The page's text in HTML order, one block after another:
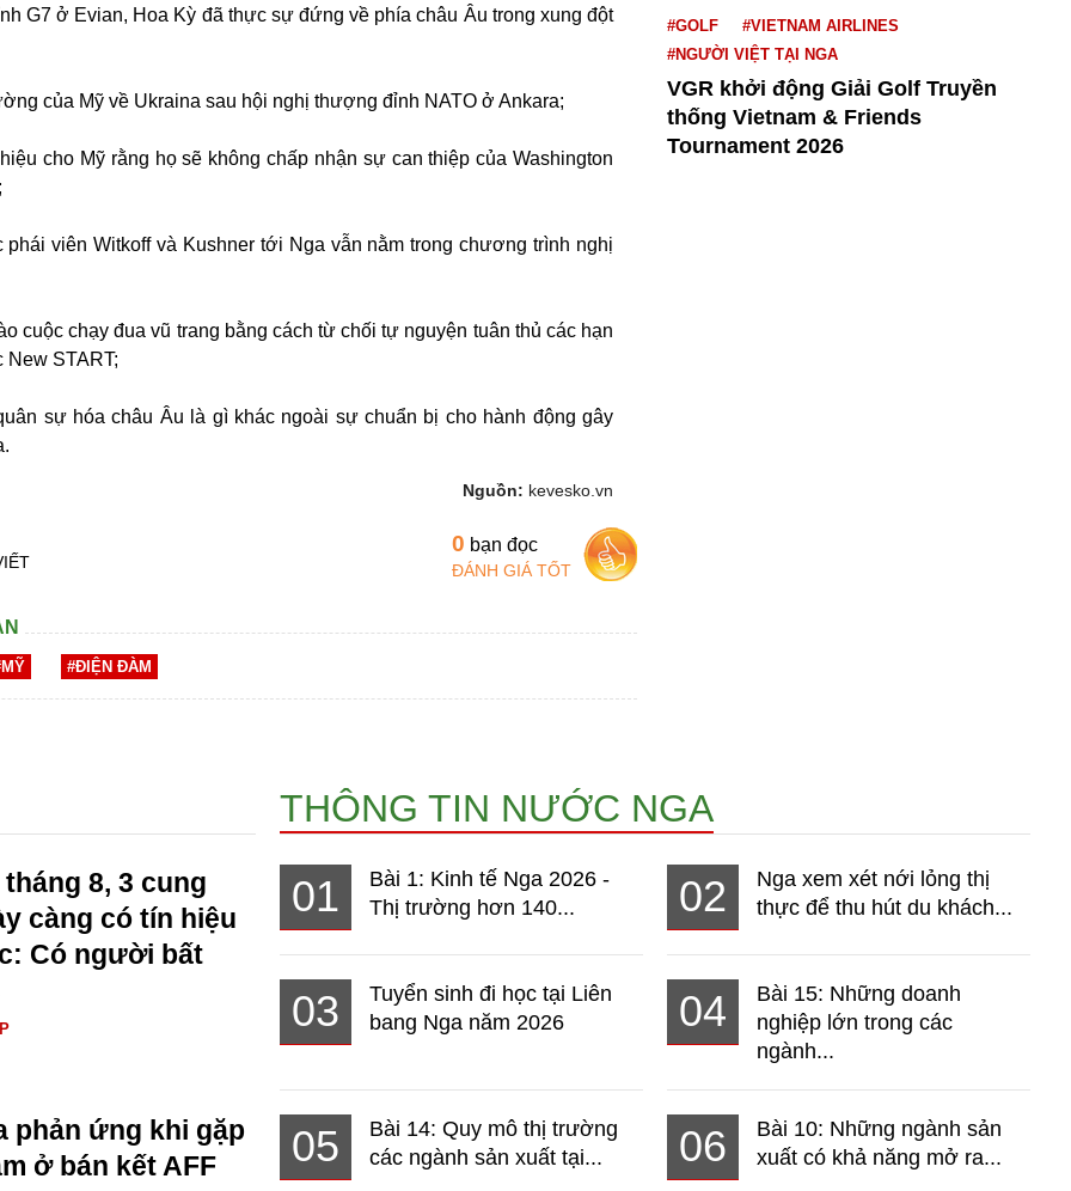
G7 ở Evian, Hoa Kỳ đã thực sự đứng về phía châu Âu trong xung đột
của Mỹ về Ukraina sau hội nghị thượng đỉnh NATO ở Ankara;
cho Mỹ rằng họ sẽ không chấp nhận sự can thiệp của Washington
viên Witkoff và Kushner tới Nga vẫn nằm trong chương trình nghị
cuộc chạy đua vũ trang bằng cách từ chối tự nguyện tuân thủ các hạn
START;
sự hóa châu Âu là gì khác ngoài sự chuẩn bị cho hành động gây
Nguồn: kevesko.vn
0 bạn đọc
ĐÁNH GIÁ TỐT
#ĐIỆN ĐÀM
#GOLF
#VIETNAM AIRLINES
#NGƯỜI VIỆT TẠI NGA
VGR khởi động Giải Golf Truyền
thống Vietnam & Friends
Tournament 2026
8, 3 cung
càng có tín hiệu
Có người bất
phản ứng khi gặp
ở bán kết AFF
THÔNG TIN NƯỚC NGA
01
Bài 1: Kinh tế Nga 2026 -
Thị trường hơn 140...
02
Nga xem xét nới lỏng thị
thực để thu hút du khách...
03
Tuyển sinh đi học tại Liên
bang Nga năm 2026
04
Bài 15: Những doanh
nghiệp lớn trong các
ngành...
05
Bài 14: Quy mô thị trường
các ngành sản xuất tại...
06
Bài 10: Những ngành sản
xuất có khả năng mở ra...